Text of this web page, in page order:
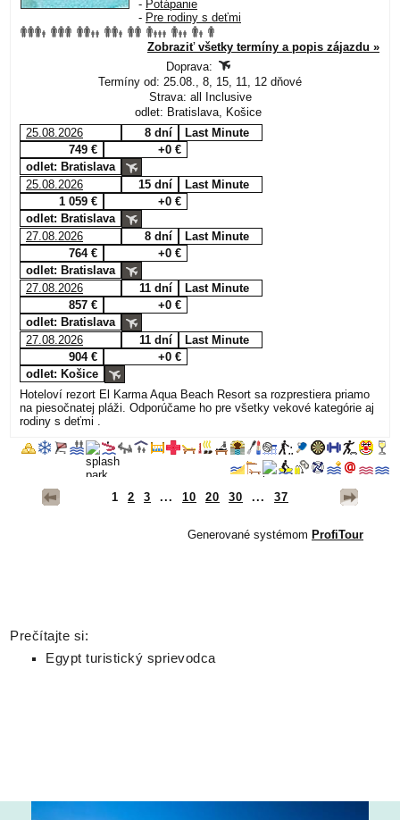
Prečítajte si:
Egypt turistický sprievodca